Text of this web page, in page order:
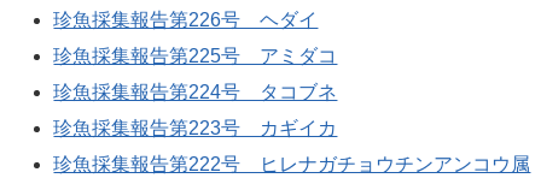
珍魚採集報告第226号 ヘダイ
珍魚採集報告第225号 アミダコ
珍魚採集報告第224号 タコブネ
珍魚採集報告第223号 カギイカ
珍魚採集報告第222号 ヒレナガチョウチンアンコウ属